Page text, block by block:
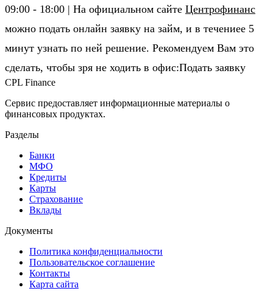
09:00 - 18:00 | На официальном сайте Центрофинанс
можно подать онлайн заявку на займ, и в течениее 5
минут узнать по ней решение. Рекомендуем Вам это
сделать, чтобы зря не ходить в офис:Подать заявку
CPL Finance
Сервис предоставляет информационные материалы о
финансовых продуктах.
Разделы
Банки
МФО
Кредиты
Карты
Страхование
Вклады
Документы
Политика конфиденциальности
Пользовательское соглашение
Контакты
Карта сайта